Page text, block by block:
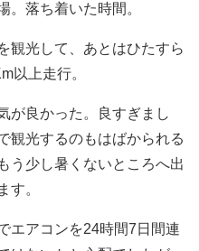
。落ち着いた時間。
光して、あとはひたすら
以上走行。
が良かった。良すぎまし
観光するのもはばかられる
う少し暑くないところへ出
す。
エアコンを24時間7日間連